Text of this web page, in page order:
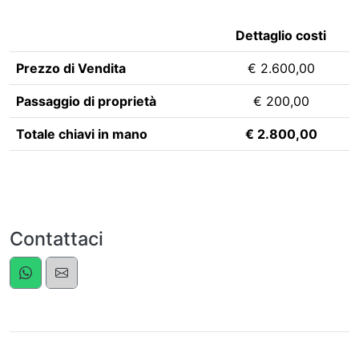
Dettaglio costi
Prezzo di Vendita € 2.600,00
Passaggio di proprietà € 200,00
Totale chiavi in mano € 2.800,00
Contattaci